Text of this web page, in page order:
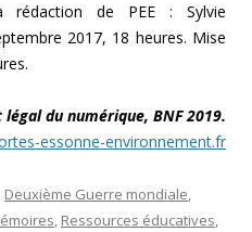
de PEE : Sylvie
2017, 18 heures. Mise
légal du numérique, BNF 2019.
essonne-environnement.fr
Deuxième Guerre mondiale,
, Ressources éducatives,